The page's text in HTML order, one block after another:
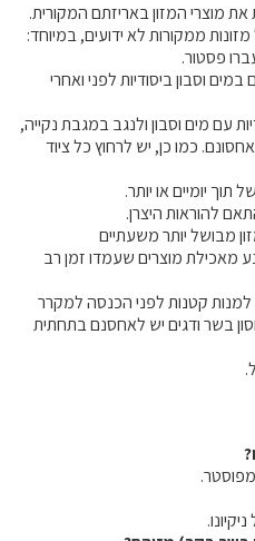
מוצרי המזון באריזתם המקורית.
ממקורות לא ידועים, במיוחד:
פסטור.
במים וסבון ביסודיות לפני ואחרי
עם מים וסבון ולנגב במגבת נקייה,
כמו כן, יש לרחוץ כל ציוד
תוך יומיים או יותר.
להוראות היצרן.
מבושל יותר משעתיים
מאכילת מוצרים שעמדו זמן רב
למנות קטנות לפני הכנסה למקרר
בשר ודגים יש לאחסנם בתחתית